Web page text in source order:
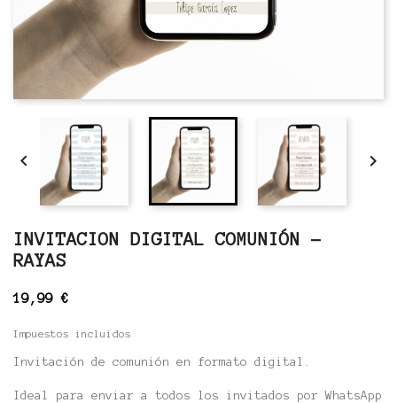
 
INVITACION DIGITAL COMUNIÓN -
RAYAS
19,99 €
Impuestos incluidos
Invitación de comunión en formato digital.
Ideal para enviar a todos los invitados por WhatsApp